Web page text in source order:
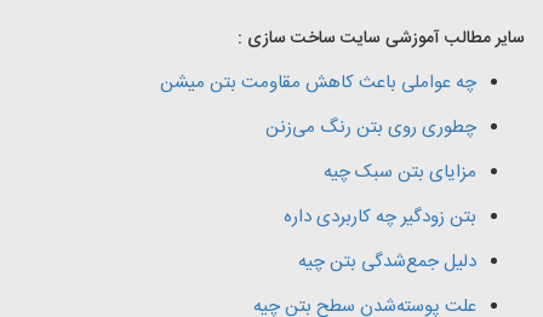
سایر مطالب آموزشی سایت ساخت سازی :
چه عواملی باعث کاهش مقاومت بتن میشن
چطوری روی بتن رنگ می‌زنن
مزایای بتن سبک چیه
بتن زودگیر چه کاربردی داره
دلیل جمع‌شدگی بتن چیه
علت پوسته‌شدن سطح بتن چیه